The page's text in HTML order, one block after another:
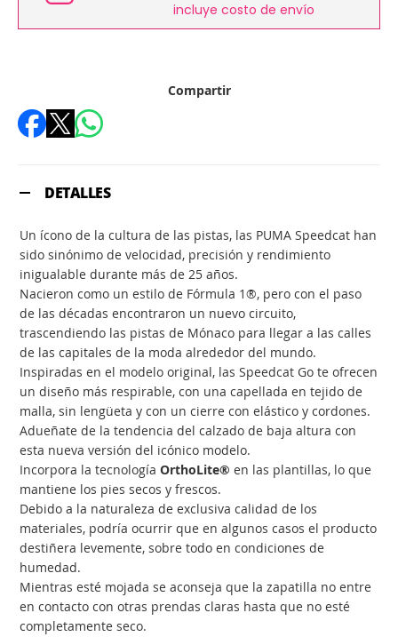
incluye costo de envío
Compartir
DETALLES
Un ícono de la cultura de las pistas, las PUMA Speedcat han
sido sinónimo de velocidad, precisión y rendimiento
inigualable durante más de 25 años.
Nacieron como un estilo de Fórmula 1®, pero con el paso
de las décadas encontraron un nuevo circuito,
trascendiendo las pistas de Mónaco para llegar a las calles
de las capitales de la moda alrededor del mundo.
Inspiradas en el modelo original, las Speedcat Go te ofrecen
un diseño más respirable, con una capellada en tejido de
malla, sin lengüeta y con un cierre con elástico y cordones.
Adueñate de la tendencia del calzado de baja altura con
esta nueva versión del icónico modelo.
Incorpora la tecnología OrthoLite® en las plantillas, lo que
mantiene los pies secos y frescos.
Debido a la naturaleza de exclusiva calidad de los
materiales, podría ocurrir que en algunos casos el producto
destiñera levemente, sobre todo en condiciones de
humedad.
Mientras esté mojada se aconseja que la zapatilla no entre
en contacto con otras prendas claras hasta que no esté
completamente seco.